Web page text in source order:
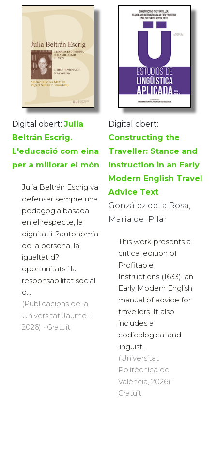
Digital obert: Julia
Beltrán Escrig.
L'educació com eina
per a millorar el món
Julia Beltrán Escrig va
defensar sempre una
pedagogia basada
en el respecte, la
dignitat i l?autonomia
de la persona, la
igualtat d?
oportunitats i la
responsabilitat social
d...
(Publicacions de la
Universitat Jaume I,
2026) · Gratuït
Digital obert:
Constructing the
Traveller: Stance and
Instruction in an Early
Modern English Travel
Advice Text
González de la Rosa,
María del Pilar
This work presents a
critical edition of
Profitable
Instructions (1633), an
Early Modern English
manual of advice for
travellers. It also
includes a
codicological and
linguist...
(Universitat
Politècnica de
València, 2026) ·
Gratuït